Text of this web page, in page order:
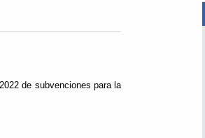
de subvenciones para la